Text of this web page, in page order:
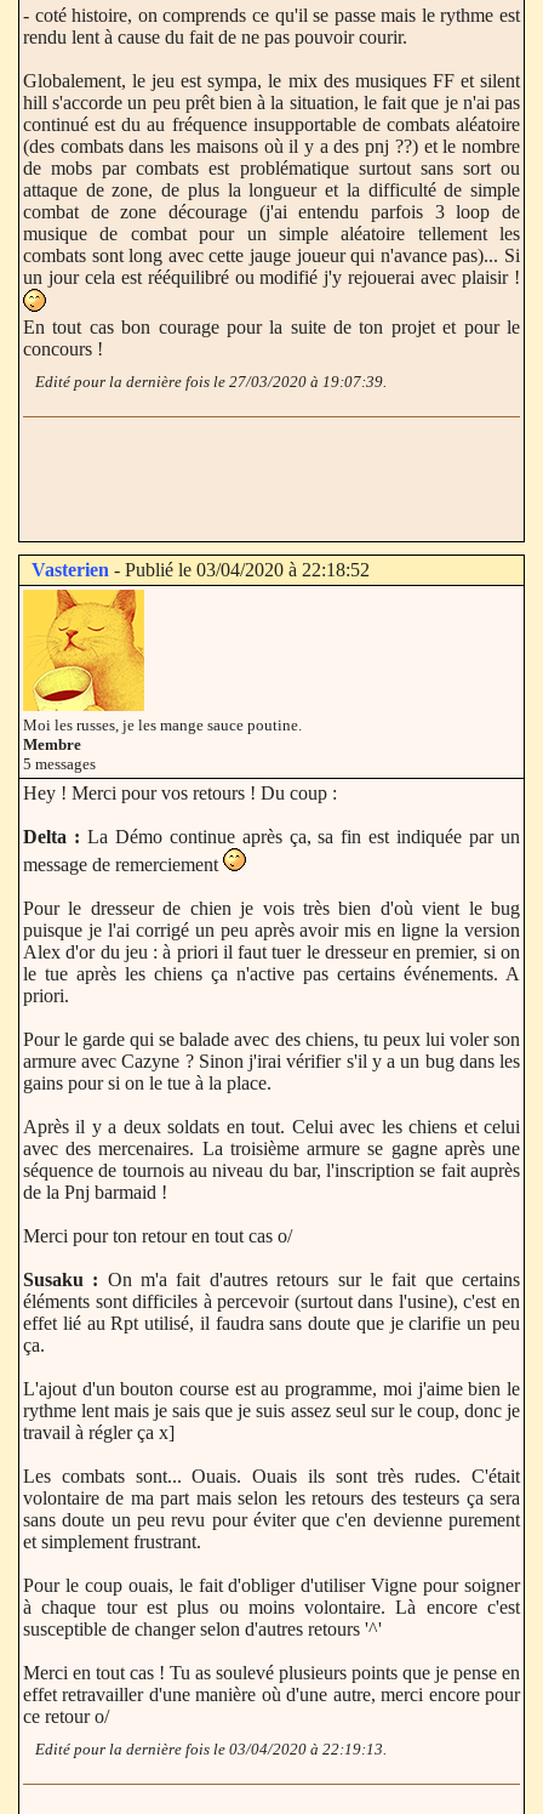
- coté histoire, on comprends ce qu'il se passe mais le rythme est
rendu lent à cause du fait de ne pas pouvoir courir.
Globalement, le jeu est sympa, le mix des musiques FF et silent
hill s'accorde un peu prêt bien à la situation, le fait que je n'ai pas
continué est du au fréquence insupportable de combats aléatoire
(des combats dans les maisons où il y a des pnj ??) et le nombre
de mobs par combats est problématique surtout sans sort ou
attaque de zone, de plus la longueur et la difficulté de simple
combat de zone décourage (j'ai entendu parfois 3 loop de
musique de combat pour un simple aléatoire tellement les
combats sont long avec cette jauge joueur qui n'avance pas)... Si
un jour cela est rééquilibré ou modifié j'y rejouerai avec plaisir !
En tout cas bon courage pour la suite de ton projet et pour le
concours !
Edité pour la dernière fois le 27/03/2020 à 19:07:39.
Vasterien - Publié le 03/04/2020 à 22:18:52
Moi les russes, je les mange sauce poutine.
Membre
5 messages
Hey ! Merci pour vos retours ! Du coup :
Delta : La Démo continue après ça, sa fin est indiquée par un
message de remerciement
Pour le dresseur de chien je vois très bien d'où vient le bug
puisque je l'ai corrigé un peu après avoir mis en ligne la version
Alex d'or du jeu : à priori il faut tuer le dresseur en premier, si on
le tue après les chiens ça n'active pas certains événements. A
priori.
Pour le garde qui se balade avec des chiens, tu peux lui voler son
armure avec Cazyne ? Sinon j'irai vérifier s'il y a un bug dans les
gains pour si on le tue à la place.
Après il y a deux soldats en tout. Celui avec les chiens et celui
avec des mercenaires. La troisième armure se gagne après une
séquence de tournois au niveau du bar, l'inscription se fait auprès
de la Pnj barmaid !
Merci pour ton retour en tout cas o/
Susaku : On m'a fait d'autres retours sur le fait que certains
éléments sont difficiles à percevoir (surtout dans l'usine), c'est en
effet lié au Rpt utilisé, il faudra sans doute que je clarifie un peu
ça.
L'ajout d'un bouton course est au programme, moi j'aime bien le
rythme lent mais je sais que je suis assez seul sur le coup, donc je
travail à régler ça x]
Les combats sont... Ouais. Ouais ils sont très rudes. C'était
volontaire de ma part mais selon les retours des testeurs ça sera
sans doute un peu revu pour éviter que c'en devienne purement
et simplement frustrant.
Pour le coup ouais, le fait d'obliger d'utiliser Vigne pour soigner
à chaque tour est plus ou moins volontaire. Là encore c'est
susceptible de changer selon d'autres retours '^'
Merci en tout cas ! Tu as soulevé plusieurs points que je pense en
effet retravailler d'une manière où d'une autre, merci encore pour
ce retour o/
Edité pour la dernière fois le 03/04/2020 à 22:19:13.